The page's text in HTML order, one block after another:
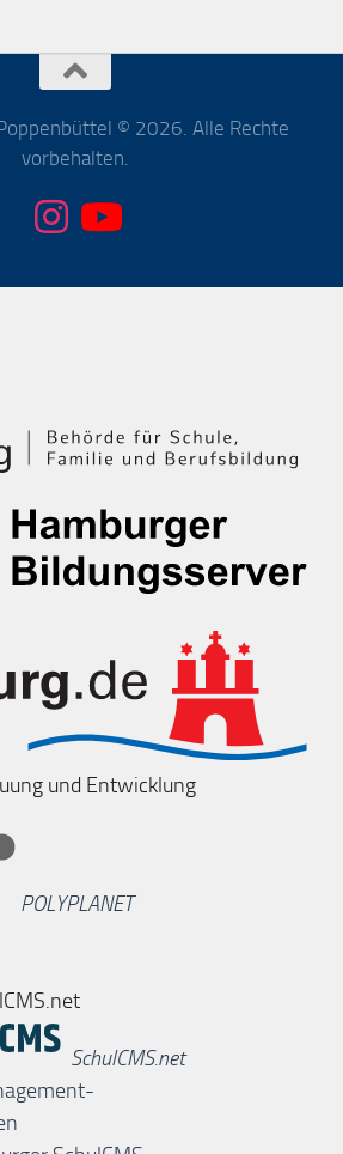
© 2026. Alle Rechte
vorbehalten.
und Entwicklung
POLYPLANET
SchulCMS.net